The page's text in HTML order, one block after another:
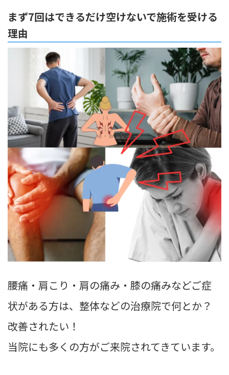
まず7回はできるだけ空けないで施術を受ける
理由
腰痛・肩こり・肩の痛み・膝の痛みなどご症
状がある方は、整体などの治療院で何とか？
改善されたい！
当院にも多くの方がご来院されてきています。